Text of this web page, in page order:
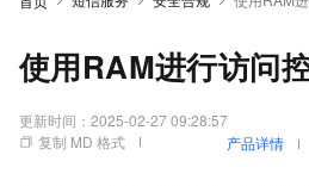
使用RAM进行访问
更新时间： 2025-02-27 09:28:57
复制 MD 格式
产品详情